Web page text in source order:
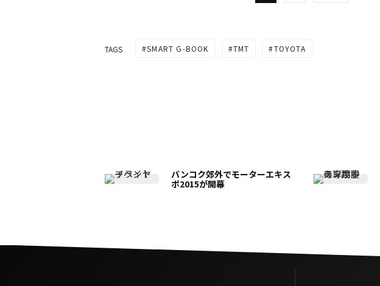
TAGS SMART G-BOOK TMT TOYOTA
バンコク郊外でモーターエキス
ポ2015が開幕